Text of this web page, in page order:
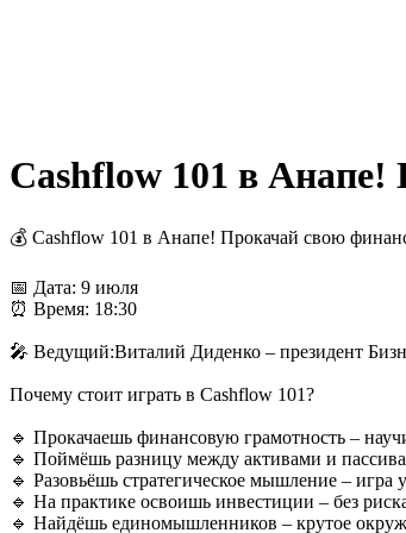
Cashflow 101 в
💰 Cashflow 101 в Анапе! Прокачай свою
📅 Дата: 9 июля
⏰ Время: 18:30
🎤 Ведущий:Виталий Диденко – президент
Почему стоит играть в Cashflow 101?
🔹 Прокачаешь финансовую грамотность –
🔹 Поймёшь разницу между активами и
🔹 Разовьёшь стратегическое мышление –
🔹 На практике освоишь инвестиции – без
🔹 Найдёшь единомышленников – крутое